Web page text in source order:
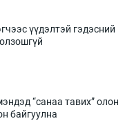
үүдэлтэй гэдэсний
“санаа тавих” олон
байгуулна